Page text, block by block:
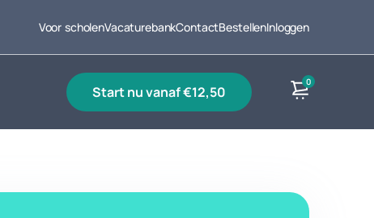
Voor scholenVacaturebankContactBestellenInloggen
start nu vanaf €12,50
0